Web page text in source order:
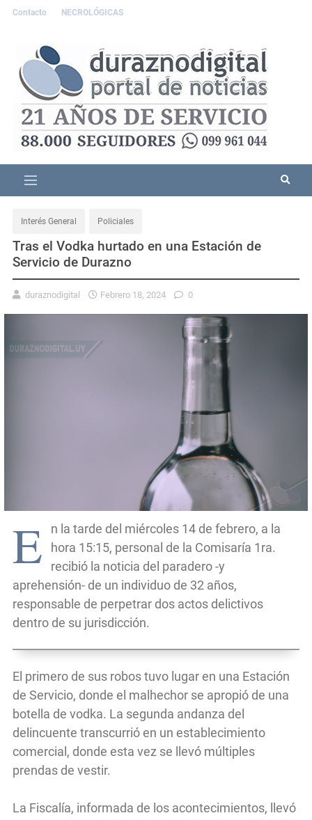
Contacto NECROLÓGICAS
Interés General Policiales
Tras el Vodka hurtado en una Estación de
Servicio de Durazno
duraznodigital Febrero 18, 2024 0
E
n la tarde del miércoles 14 de febrero, a la
hora 15:15, personal de la Comisaría 1ra.
recibió la noticia del paradero -y
aprehensión- de un individuo de 32 años,
responsable de perpetrar dos actos delictivos
dentro de su jurisdicción.
El primero de sus robos tuvo lugar en una Estación
de Servicio, donde el malhechor se apropió de una
botella de vodka. La segunda andanza del
delincuente transcurrió en un establecimiento
comercial, donde esta vez se llevó múltiples
prendas de vestir.
La Fiscalía, informada de los acontecimientos, llevó